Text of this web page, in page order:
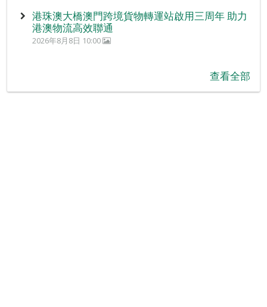
港珠澳大橋澳門跨境貨物轉運站啟用三周年 助力
港澳物流高效聯通
2026年8月8日 10:00
查看全部